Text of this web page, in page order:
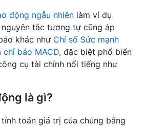
động ngẫu nhiên làm ví dụ
tắc tương tự cũng áp
khác như Chỉ số Sức mạnh
chỉ báo MACD, đặc biệt phổ biến
cụ tài chính nổi tiếng như
là gì?
toán giá trị của chúng bằng